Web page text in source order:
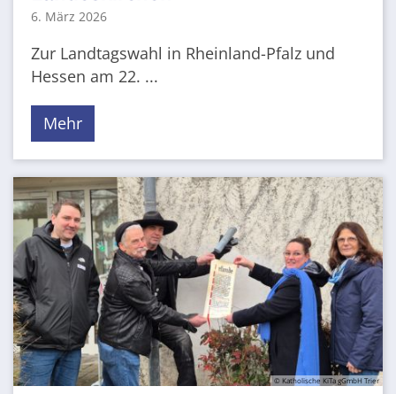
6. März 2026
Zur Landtagswahl in Rheinland-Pfalz und
Hessen am 22. ...
Mehr
© Katholische KiTa gGmbH Trier